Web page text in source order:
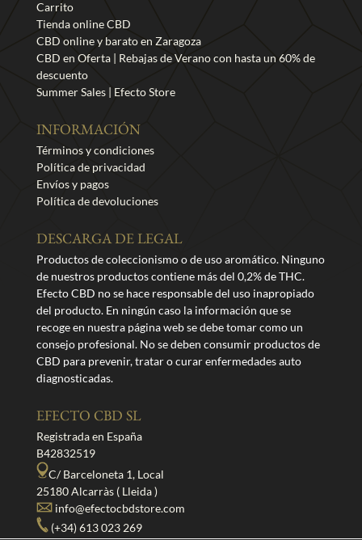
Carrito
Tienda online CBD
CBD online y barato en Zaragoza
CBD en Oferta | Rebajas de Verano con hasta un 60% de
descuento
Summer Sales | Efecto Store
INFORMACIÓN
Términos y condiciones
Política de privacidad
Envíos y pagos
Política de devoluciones
DESCARGA DE LEGAL
Productos de coleccionismo o de uso aromático. Ninguno
de nuestros productos contiene más del 0,2% de THC.
Efecto CBD no se hace responsable del uso inapropiado
del producto. En ningún caso la información que se
recoge en nuestra página web se debe tomar como un
consejo profesional. No se deben consumir productos de
CBD para prevenir, tratar o curar enfermedades auto
diagnosticadas.
EFECTO CBD SL
Registrada en España
B42832519
C/ Barceloneta 1, Local
25180 Alcarràs ( Lleida )
info@efectocbdstore.com
(+34) 613 023 269